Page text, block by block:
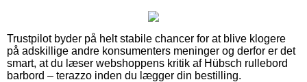
Trustpilot byder på helt stabile chancer for at blive klogere
på adskillige andre konsumenters meninger og derfor er det
smart, at du læser webshoppens kritik af Hübsch rullebord
barbord – terazzo inden du lægger din bestilling.